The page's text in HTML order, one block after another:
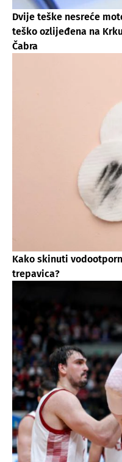
Dvije teške nesreće
teško ozlijeđena na
Čabra
Kako skinuti
trepavica?